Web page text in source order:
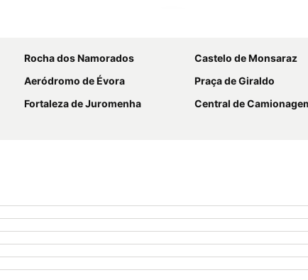
Rocha dos Namorados
Castelo de Monsaraz
Aeródromo de Évora
Praça de Giraldo
Fortaleza de Juromenha
Central de Camionagem de